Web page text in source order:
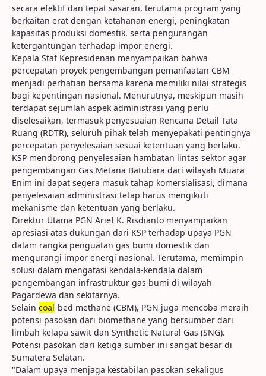
secara efektif dan tepat sasaran, terutama program yang
berkaitan erat dengan ketahanan energi, peningkatan
kapasitas produksi domestik, serta pengurangan
ketergantungan terhadap impor energi.
Kepala Staf Kepresidenan menyampaikan bahwa
percepatan proyek pengembangan pemanfaatan CBM
menjadi perhatian bersama karena memiliki nilai strategis
bagi kepentingan nasional. Menurutnya, meskipun masih
terdapat sejumlah aspek administrasi yang perlu
diselesaikan, termasuk penyesuaian Rencana Detail Tata
Ruang (RDTR), seluruh pihak telah menyepakati pentingnya
percepatan penyelesaian sesuai ketentuan yang berlaku.
KSP mendorong penyelesaian hambatan lintas sektor agar
pengembangan Gas Metana Batubara dari wilayah Muara
Enim ini dapat segera masuk tahap komersialisasi, dimana
penyelesaian administrasi tetap harus mengikuti
mekanisme dan ketentuan yang berlaku.
Direktur Utama PGN Arief K. Risdianto menyampaikan
apresiasi atas dukungan dari KSP terhadap upaya PGN
dalam rangka penguatan gas bumi domestik dan
mengurangi impor energi nasional. Terutama, memimpin
solusi dalam mengatasi kendala-kendala dalam
pengembangan infrastruktur gas bumi di wilayah
Pagardewa dan sekitarnya.
Selain coal-bed methane (CBM), PGN juga mencoba meraih
potensi pasokan dari biomethane yang bersumber dari
limbah kelapa sawit dan Synthetic Natural Gas (SNG).
Potensi pasokan dari ketiga sumber ini sangat besar di
Sumatera Selatan.
"Dalam upaya menjaga kestabilan pasokan sekaligus